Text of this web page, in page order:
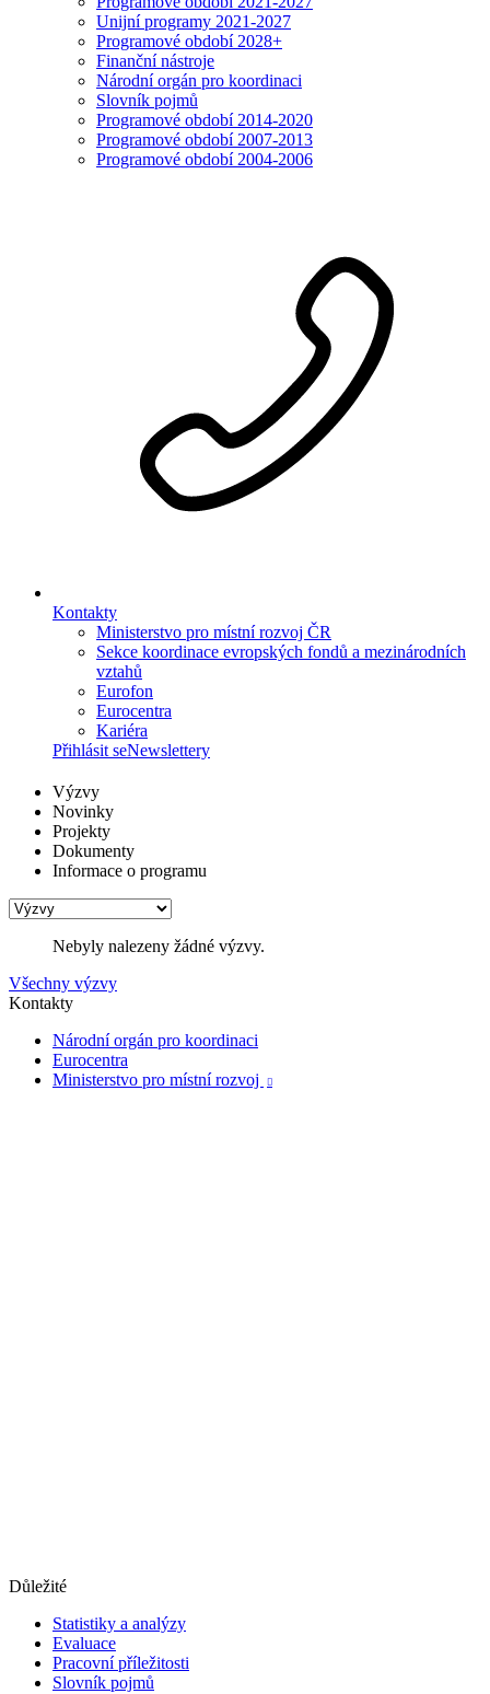
Unijní programy 2021-2027
Programové období 2028+
Finanční nástroje
Národní orgán pro koordinaci
Slovník pojmů
Programové období 2014-2020
Programové období 2007-2013
Programové období 2004-2006
Kontakty
Ministerstvo pro místní rozvoj ČR
Sekce koordinace evropských fondů a mezinárodních
vztahů
Eurofon
Eurocentra
Kariéra
Přihlásit seNewslettery
Výzvy
Novinky
Projekty
Dokumenty
Informace o programu
Nebyly nalezeny žádné výzvy.
Všechny výzvy
Kontakty
Národní orgán pro koordinaci
Eurocentra
Ministerstvo pro místní rozvoj

Důležité
Statistiky a analýzy
Evaluace
Pracovní příležitosti
Slovník pojmů